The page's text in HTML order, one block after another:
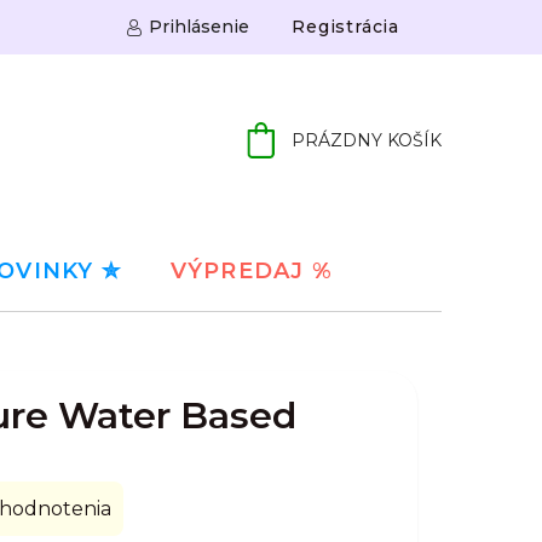
Prihlásenie Registrácia
PRÁZDNY KOŠÍK
✮ VÝPREDAJ %
Water Based